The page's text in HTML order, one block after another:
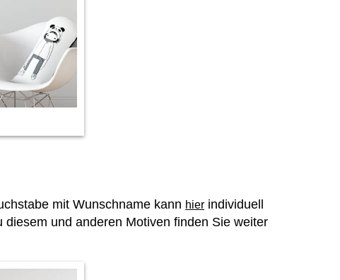
mit Wunschname kann hier individuell
und anderen Motiven finden Sie weiter